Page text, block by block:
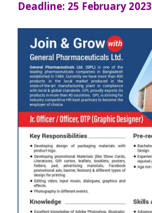
Deadline: 25 February 2023